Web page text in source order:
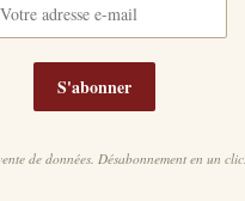
S'abonner
de données. Désabonnement en un clic.